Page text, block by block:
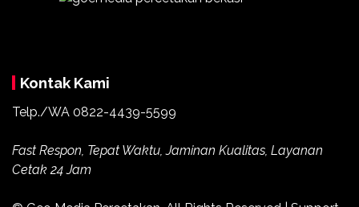
Kontak Kami
Telp./WA 0822-4439-5599
Fast Respon, Tepat Waktu, Jaminan Kualitas, Layanan
Cetak 24 Jam